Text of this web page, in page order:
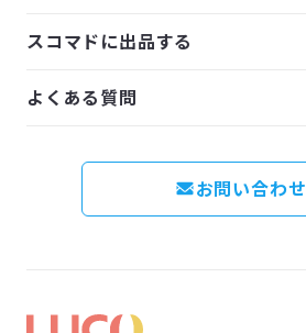
スコマドに出品する
よくある質問
お問い合わせ